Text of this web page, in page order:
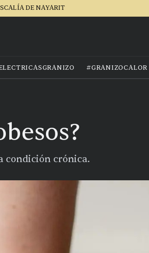
DE NAYARIT
#GRANIZOCALOR
condición crónica.